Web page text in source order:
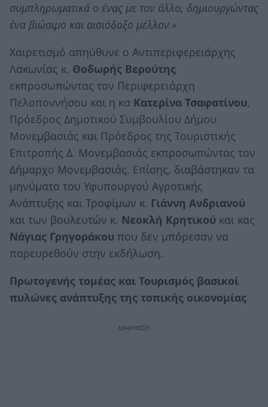
συμπληρωματικά ο ένας με τον άλλο, δημιουργώντας
ένα βιώσιμο και αισιόδοξο μέλλον.»
Χαιρετισμό απηύθυνε ο Αντιπεριφερειάρχης
Λακωνίας κ. Θοδωρής Βερούτης
εκπροσωπώντας τον Περιφερειάρχη
Πελοποννήσου και η κα Κατερίνα Τσαφατίνου,
Πρόεδρος Δημοτικού Συμβουλίου Δήμου
Μονεμβασιάς και Πρόεδρος της Τουριστικής
Επιτροπής Δ. Μονεμβασιάς εκπροσωπώντας τον
Δήμαρχο Μονεμβασιάς. Επίσης, διαβάστηκαν τα
μηνύματα του Υφυπουργού Αγροτικής
Ανάπτυξης και Τροφίμων κ. Γιάννη Ανδριανού
και των βουλευτών κ. Νεοκλή Κρητικού και κας
Νάγιας Γρηγοράκου που δεν μπόρεσαν να
παρευρεθούν στην εκδήλωση.
Πρωτογενής τομέας και Τουρισμός βασικοί
πυλώνες ανάπτυξης της τοπικής οικονομίας